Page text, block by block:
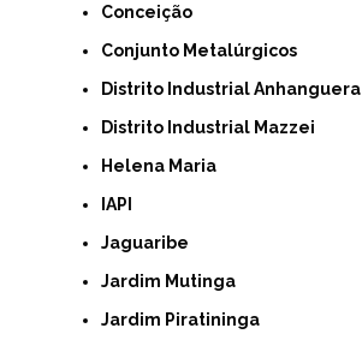
Conceição
Conjunto Metalúrgicos
Distrito Industrial Anhanguera
Distrito Industrial Mazzei
Helena Maria
IAPI
Jaguaribe
Jardim Mutinga
Jardim Piratininga